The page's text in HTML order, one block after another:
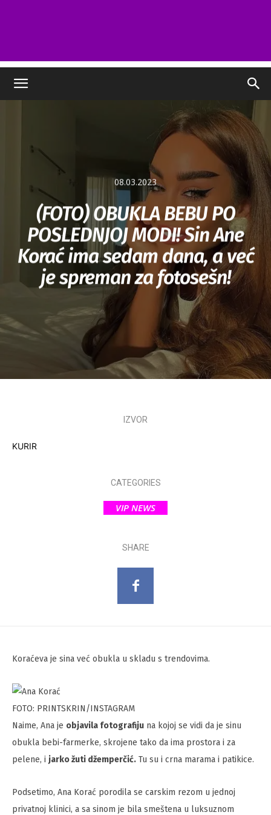
08.03.2023
(FOTO) OBUKLA BEBU PO
POSLEDNJOJ MODI! Sin Ane
Korać ima sedam dana, a već
je spreman za fotosešn!
IZVOR
KURIR
CATEGORIES
VIP NEWS
SHARE
Koraćeva je sina već obukla u skladu s trendovima.
FOTO: PRINTSKRIN/INSTAGRAM
Naime, Ana je objavila fotografiju na kojoj se vidi da je sinu
obukla bebi-farmerke, skrojene tako da ima prostora i za
pelene, i jarko žuti džemperčić. Tu su i crna marama i patikice.
Podsetimo, Ana Korać porodila se carskim rezom u jednoj
privatnoj klinici, a sa sinom je bila smeštena u luksuznom